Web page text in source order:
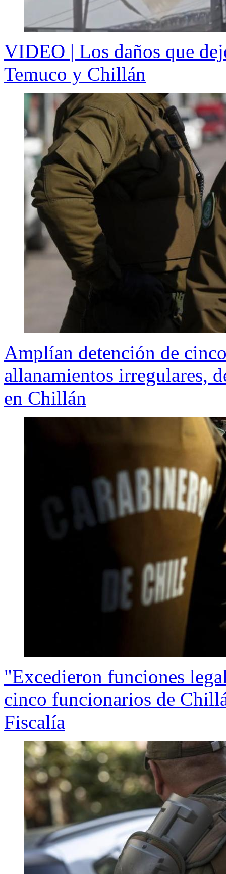
VIDEO | Los daños que
Temuco y Chillán
Amplían detención de
allanamientos irregulares,
en Chillán
"Excedieron funciones
cinco funcionarios de
Fiscalía